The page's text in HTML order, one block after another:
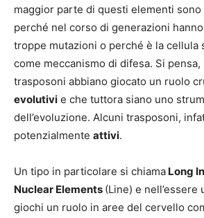
maggior parte di questi elementi sono
perché nel corso di generazioni
troppe mutazioni o perché è la cellula
come meccanismo di difesa. Si pensa,
trasposoni abbiano giocato un ruolo
evolutivi e che tuttora siano uno
dell’evoluzione. Alcuni trasposoni,
potenzialmente attivi.
Un tipo in particolare si chiama Long
Nuclear Elements (Line) e nell’essere
giochi un ruolo in aree del cervello